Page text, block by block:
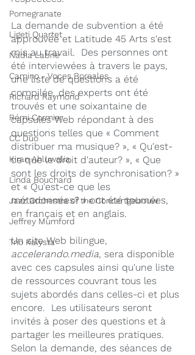
Pomegranate
Ligeti Quartet
Nadia Labrie
Camino - Voces Boreales
Richard Raymond
Rémi Cormier
CC Duo
Kiran Ahluwalia
Linda Bouchard
Jazz Orchestra of the Concertgebouw
Jeffrey Mumford
Trio Kalysta
La demande de subvention a été
approuvée et Latitude 45 Arts s'est
mis au travail.  Des personnes ont
été interviewées à travers le pays,
une liste de questions a été
compilée, des experts ont été
trouvés et une soixantaine de
capsules Web répondant à des
questions telles que « Comment
distribuer ma musique? », « Qu'est-
ce que le droit d'auteur? », « Que
sont les droits de synchronisation? »
et « Qu'est-ce que les
métadonnées? » ont été tournées,
en français et en anglais.
Un site Web bilingue,
accelerando.media, sera disponible
avec ces capsules ainsi qu'une liste
de ressources couvrant tous les
sujets abordés dans celles-ci et plus
encore.  Les utilisateurs seront
invités à poser des questions et à
partager les meilleures pratiques.
Selon la demande, des séances de